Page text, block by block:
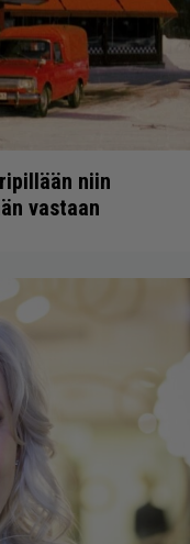
niin
vastaan